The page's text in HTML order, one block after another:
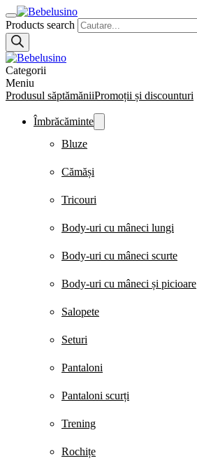
Products search
Categorii
Meniu
Produsul săptămăniiPromoții și discounturi
Îmbrăcăminte
Bluze
Cămăși
Tricouri
Body-uri cu mâneci lungi
Body-uri cu mâneci scurte
Body-uri cu mâneci și picioare
Salopete
Seturi
Pantaloni
Pantaloni scurți
Trening
Rochițe